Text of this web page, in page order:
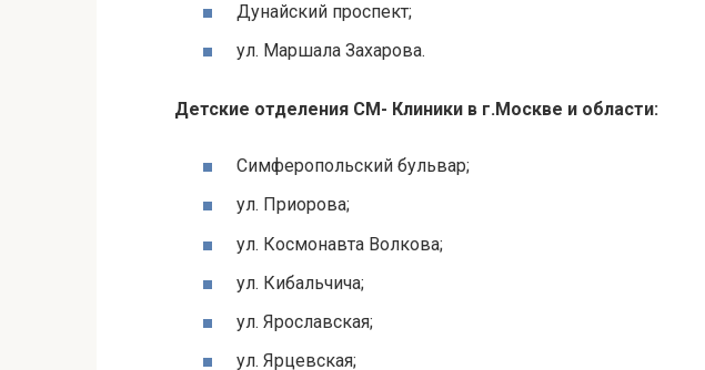
Дунайский проспект;
ул. Маршала Захарова.
Детские отделения СМ- Клиники в г.Москве и области:
Симферопольский бульвар;
ул. Приорова;
ул. Космонавта Волкова;
ул. Кибальчича;
ул. Ярославская;
ул. Ярцевская;